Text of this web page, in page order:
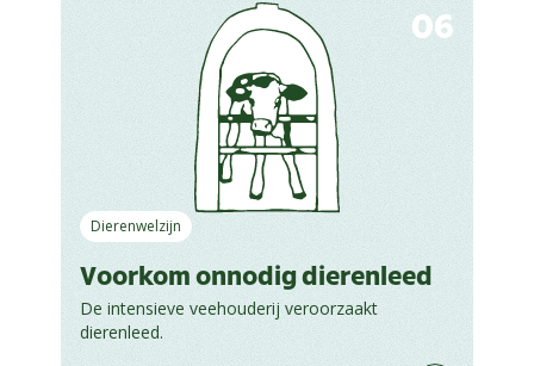
Dierenwelzijn
06
Voorkom onnodig dierenleed
De intensieve veehouderij veroorzaakt
dierenleed.